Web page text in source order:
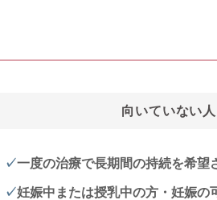
向いていない人
一度の治療で長期間の持続を希望
妊娠中または授乳中の方・妊娠の